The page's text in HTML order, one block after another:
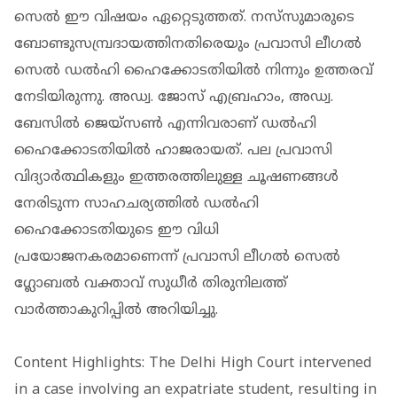
സെൽ ഈ വിഷയം ഏറ്റെടുത്തത്. നസ്‌സുമാരുടെ
ബോണ്ടുസമ്പ്രദായത്തിനതിരെയും പ്രവാസി ലീഗൽ
സെൽ ഡൽഹി ഹൈക്കോടതിയിൽ നിന്നും ഉത്തരവ്
നേടിയിരുന്നു. അഡ്വ. ജോസ് എബ്രഹാം, അഡ്വ.
ബേസിൽ ജെയ്സൺ എന്നിവരാണ് ഡൽഹി
ഹൈക്കോടതിയിൽ ഹാജരായത്. പല പ്രവാസി
വിദ്യാർത്ഥികളും ഇത്തരത്തിലുള്ള ചൂഷണങ്ങൾ
നേരിടുന്ന സാഹചര്യത്തിൽ ഡൽഹി
ഹൈക്കോടതിയുടെ ഈ വിധി
പ്രയോജനകരമാണെന്ന് പ്രവാസി ലീഗൽ സെൽ
ഗ്ലോബൽ വക്താവ് സുധീർ തിരുനിലത്ത്‌
വാർത്താകുറിപ്പിൽ അറിയിച്ചു.
Content Highlights: The Delhi High Court intervened
in a case involving an expatriate student, resulting in